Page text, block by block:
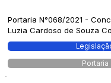
Portaria N°068/2021 -
Luzia Cardoso de Souza
Portaria